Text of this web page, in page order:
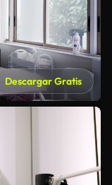
Descargar Gratis